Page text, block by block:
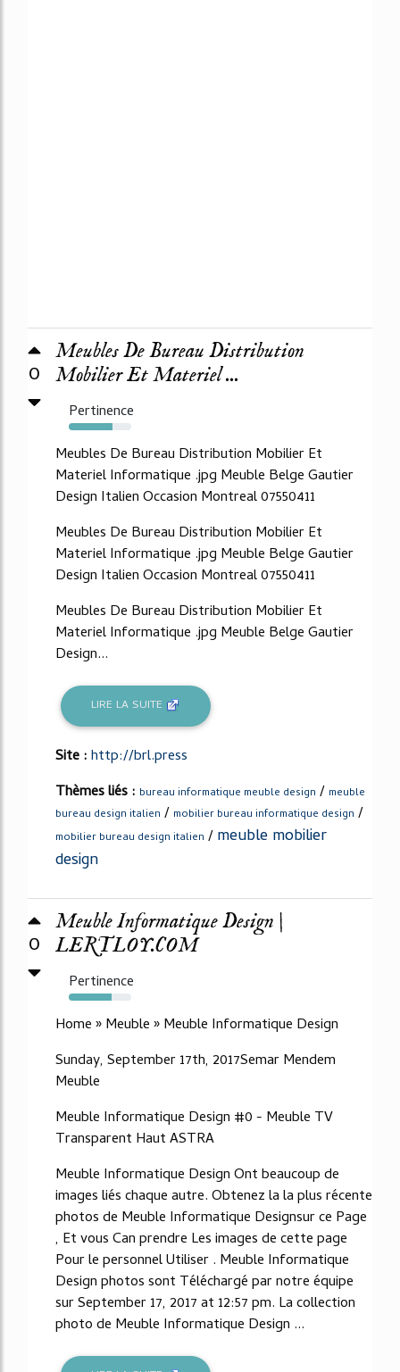
0
Meubles De Bureau Distribution
Mobilier Et Materiel ...
Pertinence
70%
Meubles De Bureau Distribution Mobilier Et
Materiel Informatique .jpg Meuble Belge Gautier
Design Italien Occasion Montreal 07550411
Meubles De Bureau Distribution Mobilier Et
Materiel Informatique .jpg Meuble Belge Gautier
Design Italien Occasion Montreal 07550411
Meubles De Bureau Distribution Mobilier Et
Materiel Informatique .jpg Meuble Belge Gautier
Design...
LIRE LA SUITE
Site :http://brl.press
Thèmes liés : bureau informatique meuble design / meuble
bureau design italien / mobilier bureau informatique design /
mobilier bureau design italien /meuble mobilier
design
0
Meuble Informatique Design |
LERTLOY.COM
Pertinence
69%
Home » Meuble » Meuble Informatique Design
Sunday, September 17th, 2017Semar Mendem
Meuble
Meuble Informatique Design #0 - Meuble TV
Transparent Haut ASTRA
Meuble Informatique Design Ont beaucoup de
images liés chaque autre. Obtenez la la plus récente
photos de Meuble Informatique Designsur ce Page
, Et vous Can prendre Les images de cette page
Pour le personnel Utiliser . Meuble Informatique
Design photos sont Téléchargé par notre équipe
sur September 17, 2017 at 12:57 pm. La collection
photo de Meuble Informatique Design ...